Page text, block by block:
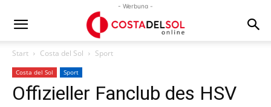
- Werbung -
Start Costa del Sol Sport
Costa del Sol Sport
Offizieller Fanclub des HSV